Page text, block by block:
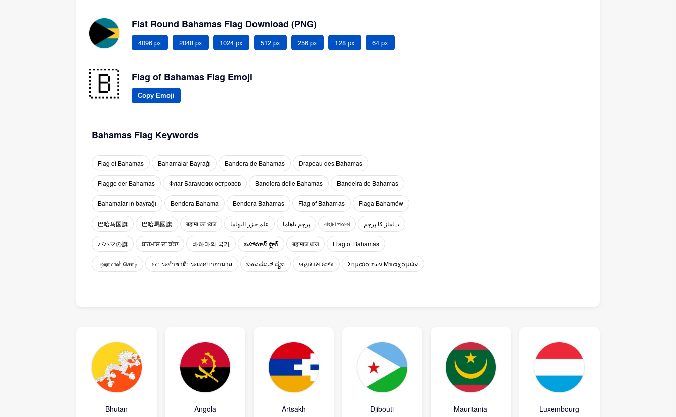
Flat Round Bahamas Flag Download (PNG)
4096 px 2048 px 1024 px 512 px 256 px 128 px 64 px
Flag of Bahamas Flag Emoji
Copy Emoji
Bahamas Flag Keywords
Flag of Bahamas Bahamalar Bayrağı Bandera de Bahamas Drapeau des Bahamas
Flagge der Bahamas Флаг Багамских островов Bandiera delle Bahamas Bandeira de Bahamas
Bahamalar-ın bayrağı Bendera Bahama Bendera Bahamas Flag of Bahamas Flaga Bahamów
巴哈马国旗 巴哈馬國旗 बहामा का ध्वज علم جزر البهاما پرچم باهاما বাহামা পতাকা بہاماز کا پرچم
バハマの旗 ਬਾਹਮਾਸ ਦਾ ਝੰਡਾ 바하마의 국기 బహామాస్ ఫ్లాగ్ बहामाज ध्वज Flag of Bahamas
பஹாமாஸ் கொடி ธงประจำชาติประเทศบาฮามาส ಬಹಾಮಾಸ್ ಧ್ವಜ બહામાસ ધ્વજ Σημαία των Μπαχαμών
Bhutan Angola Artsakh Djibouti Mauritania Luxembourg